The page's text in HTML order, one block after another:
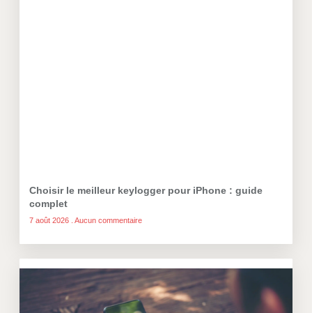
Choisir le meilleur keylogger pour iPhone : guide
complet
7 août 2026 Aucun commentaire